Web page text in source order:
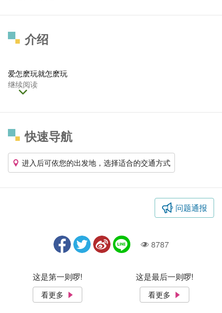
介绍
爱怎麽玩就怎麽玩
继续阅读
快速导航
进入后可依您的出发地，选择适合的交通方式
问题通报
人气8787
这是第一则啰!
看更多
这是最后一则啰!
看更多